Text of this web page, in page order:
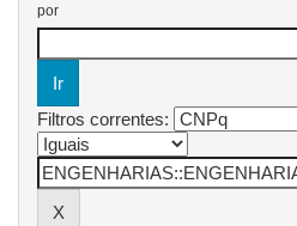
por
Filtros correntes: